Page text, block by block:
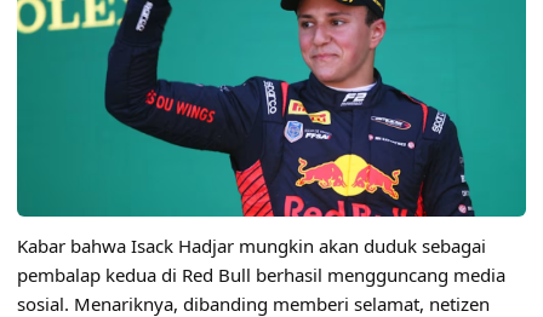
Kabar bahwa Isack Hadjar mungkin akan duduk sebagai
pembalap kedua di Red Bull berhasil mengguncang media
sosial. Menariknya, dibanding memberi selamat, netizen